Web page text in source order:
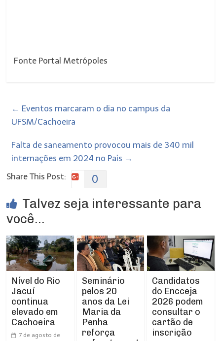
Fonte Portal Metrópoles
← Eventos marcaram o dia no campus da
UFSM/Cachoeira
Falta de saneamento provocou mais de 340 mil
internações em 2024 no País →
Share This Post:
0
Talvez seja interessante para
você...
Nível do Rio
Jacuí
continua
elevado em
Cachoeira
7 de agosto de
Seminário
pelos 20
anos da Lei
Maria da
Penha
reforça
Candidatos
do Encceja
2026 podem
consultar o
cartão de
inscrição